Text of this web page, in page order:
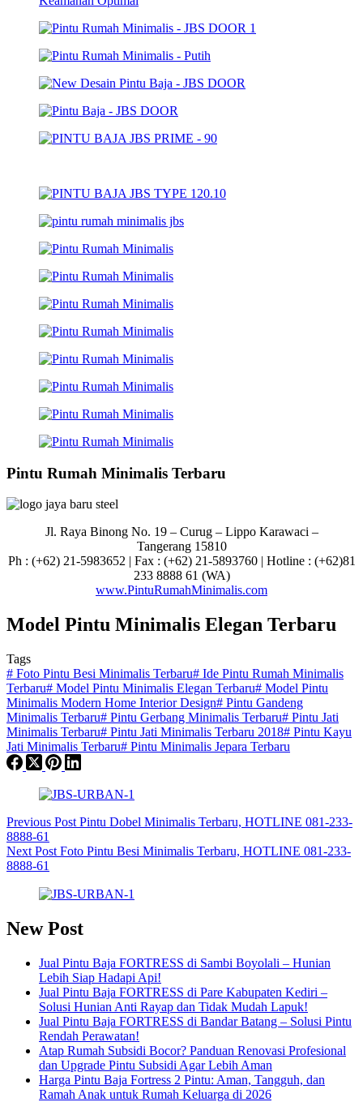
Pintu Rumah Minimalis Terbaru
Jl. Raya Binong No. 19 – Curug – Lippo Karawaci –
Tangerang 15810
Ph : (+62) 21-5983652 | Fax : (+62) 21-5893760 | Hotline : (+62)81
233 8888 61 (WA)
www.PintuRumahMinimalis.com
Model Pintu Minimalis Elegan Terbaru
Tags
# Foto Pintu Besi Minimalis Terbaru# Ide Pintu Rumah Minimalis
Terbaru# Model Pintu Minimalis Elegan Terbaru# Model Pintu
Minimalis Modern Home Interior Design# Pintu Gandeng
Minimalis Terbaru# Pintu Gerbang Minimalis Terbaru# Pintu Jati
Minimalis Terbaru# Pintu Jati Minimalis Terbaru 2018# Pintu Kayu
Jati Minimalis Terbaru# Pintu Minimalis Jepara Terbaru
Previous Post Pintu Dobel Minimalis Terbaru, HOTLINE 081-233-
8888-61
Next Post Foto Pintu Besi Minimalis Terbaru, HOTLINE 081-233-
8888-61
New Post
Jual Pintu Baja FORTRESS di Sambi Boyolali – Hunian
Lebih Siap Hadapi Api!
Jual Pintu Baja FORTRESS di Pare Kabupaten Kediri –
Solusi Hunian Anti Rayap dan Tidak Mudah Lapuk!
Jual Pintu Baja FORTRESS di Bandar Batang – Solusi Pintu
Rendah Perawatan!
Atap Rumah Subsidi Bocor? Panduan Renovasi Profesional
dan Upgrade Pintu Subsidi Agar Lebih Aman
Harga Pintu Baja Fortress 2 Pintu: Aman, Tangguh, dan
Ramah Anak untuk Rumah Keluarga di 2026